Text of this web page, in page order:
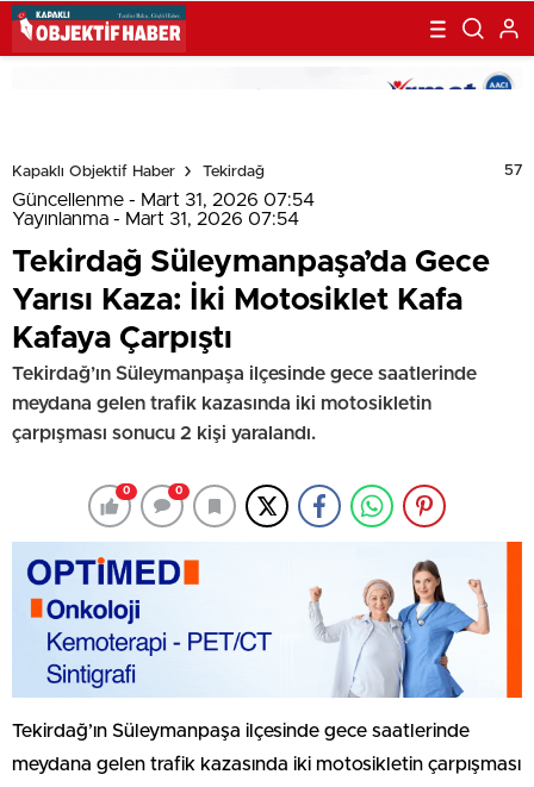
Kapaklı Objektif Haber Tekirdağ 57
Güncellenme - Mart 31, 2026 07:54
Yayınlanma - Mart 31, 2026 07:54
Tekirdağ Süleymanpaşa’da Gece
Yarısı Kaza: İki Motosiklet Kafa
Kafaya Çarpıştı
Tekirdağ’ın Süleymanpaşa ilçesinde gece saatlerinde
meydana gelen trafik kazasında iki motosikletin
çarpışması sonucu 2 kişi yaralandı.
0 0
Tekirdağ’ın Süleymanpaşa ilçesinde gece saatlerinde
meydana gelen trafik kazasında iki motosikletin çarpışması